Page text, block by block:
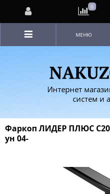
Интернет
систем и
МЕНЮ
Фаркоп ЛИДЕР ПЛЮС
ун 04-
0